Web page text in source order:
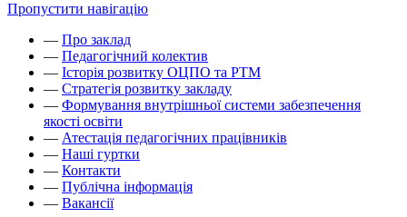
Пропустити навігацію
— Про заклад
— Педагогічний колектив
— Історія розвитку ОЦПО та РТМ
— Стратегія розвитку закладу
— Формування внутрішньої системи забезпечення
якості освіти
— Атестація педагогічних працівників
— Наші гуртки
— Контакти
— Публічна інформація
— Вакансії